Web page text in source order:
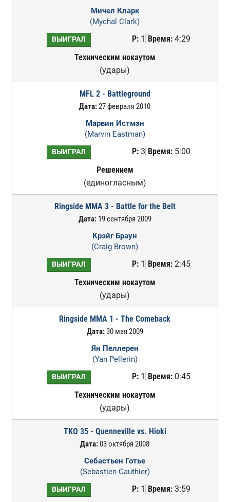
Мичел Кларк
(Mychal Clark)
ВЫИГРАЛ Р:1 Время:4:29
Техническим нокаутом
(удары)
MFL 2 - Battleground
Дата:27 февраля 2010
Марвин Истмэн
(Marvin Eastman)
ВЫИГРАЛ Р:3 Время:5:00
Решением
(единогласным)
Ringside MMA 3 - Battle for the Belt
Дата:19 сентября 2009
Крэйг Браун
(Craig Brown)
ВЫИГРАЛ Р:1 Время:2:45
Техническим нокаутом
(удары)
Ringside MMA 1 - The Comeback
Дата:30 мая 2009
Ян Пеллерен
(Yan Pellerin)
ВЫИГРАЛ Р:1 Время:0:45
Техническим нокаутом
(удары)
TKO 35 - Quenneville vs. Hioki
Дата:03 октября 2008
Себастьен Готье
(Sebastien Gauthier)
ВЫИГРАЛ Р:1 Время:3:59